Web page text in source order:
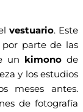
vestuario. Este
parte de las
un kimono de
y los estudios
meses antes.
de fotografía